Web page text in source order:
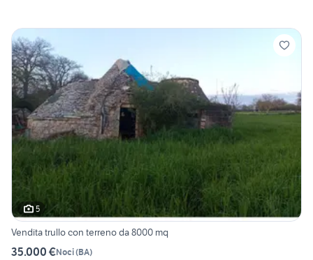
5
Vendita trullo con terreno da 8000 mq
35.000 €Noci(BA)